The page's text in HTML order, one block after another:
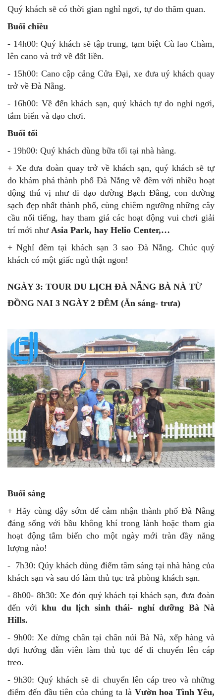
Quý khách sẽ có thời gian nghỉ ngơi, tự do thăm quan.
Buổi chiều
- 14h00: Quý khách sẽ tập trung, tạm biệt Cù lao Chàm,
lên cano và trở về đất liền.
- 15h00: Cano cập cảng Cửa Đại, xe đưa uý khách quay
trở về Đà Nẵng.
- 16h00: Về đến khách sạn, quý khách tự do nghỉ ngơi,
tắm biển và dạo chơi.
Buổi tối
- 19h00: Quý khách dùng bữa tối tại nhà hàng.
+ Xe đưa đoàn quay trở về khách sạn, quý khách sẽ tự
do khám phá thành phố Đà Nẵng về đêm với nhiều hoạt
động thú vị như đi dạo đường Bạch Đằng, con đường
sạch đẹp nhất thành phố, cùng chiêm ngưỡng những cây
cầu nổi tiếng, hay tham giá các hoạt động vui chơi giải
trí mới như Asia Park, hay Helio Center,…
+ Nghỉ đêm tại khách sạn 3 sao Đà Nẵng. Chúc quý
khách có một giấc ngủ thật ngon!
NGÀY 3: TOUR DU LỊCH ĐÀ NẴNG BÀ NÀ TỪ
ĐỒNG NAI 3 NGÀY 2 ĐÊM (Ăn sáng- trưa)
Buổi sáng
+ Hãy cùng dậy sớm để cảm nhận thành phố Đà Nẵng
đáng sống với bầu không khí trong lành hoặc tham gia
hoạt động tắm biển cho một ngày mới tràn đầy năng
lượng nào!
- 7h30: Qúy khách dùng điểm tâm sáng tại nhà hàng của
khách sạn và sau đó làm thủ tục trả phòng khách sạn.
- 8h00- 8h30: Xe đón quý khách tại khách sạn, đưa đoàn
đến với khu du lịch sinh thái- nghỉ dưỡng Bà Nà
Hills.
- 9h00: Xe dừng chân tại chân núi Bà Nà, xếp hàng và
đợi hướng dẫn viên làm thủ tục để di chuyển lên cáp
treo.
- 9h30: Quý khách sẽ di chuyển lên cáp treo và những
điểm đến đầu tiên của chúng ta là Vườn hoa Tình Yêu,